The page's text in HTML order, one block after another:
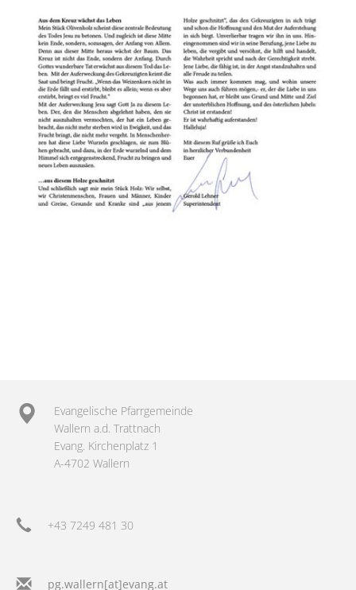
Evangelische Pfarrgemeinde
Wallern a.d. Trattnach
Evang. Kirchenplatz 1
A-4702 Wallern
+43 7249 481 30
pg.wallern[at]evang.at